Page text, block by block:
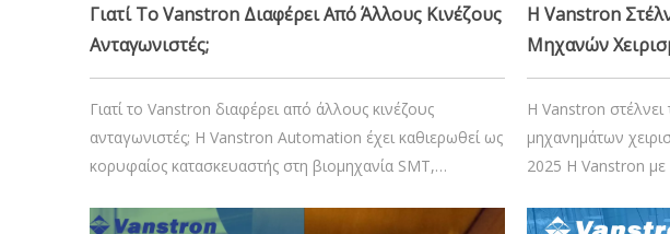
Γιατί Το Vanstron Διαφέρει Από Άλλους Κινέζους
Ανταγωνιστές;
Γιατί το Vanstron διαφέρει από άλλους κινέζους
ανταγωνιστές; Η Vanstron Automation έχει καθιερωθεί ως
κορυφαίος κατασκευαστής στη βιομηχανία SMT,
ανταγωνιστές μέσω της στρατηγικής καινοτομίας
Η Vanstron
Μηχανών
Ευρώπη Από Τον
Kft.
Η Vanstron
μηχανημάτων
2025 Η Vanstron με